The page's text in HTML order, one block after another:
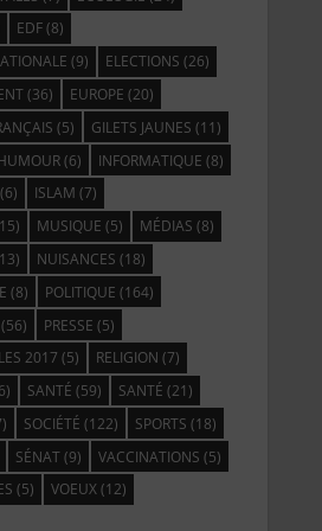
EDF(8)
(9) ELECTIONS (26)
(36) EUROPE (20)
(5) GILETS JAUNES (11)
(6) INFORMATIQUE (8)
(6) ISLAM (7)
MUSIQUE (5) MÉDIAS (8)
NUISANCES (18)
(8) POLITIQUE (164)
(56) PRESSE (5)
2017 (5) RELIGION (7)
SANTÉ (59) SANTÉ (21)
SOCIÉTÉ (122) SPORTS (18)
SÉNAT(9) VACCINATIONS (5)
(5) VOEUX(12)